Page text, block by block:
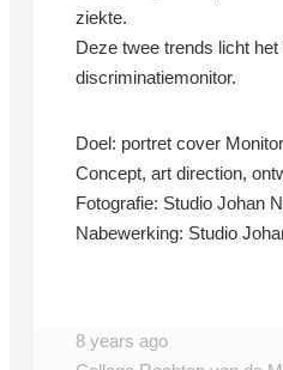
ziekte.
Deze twee trends licht
discriminatiemonitor.
Doel: portret cover
Concept, art direction,
Fotografie: Studio Johan
Nabewerking: Studio
8 years ago